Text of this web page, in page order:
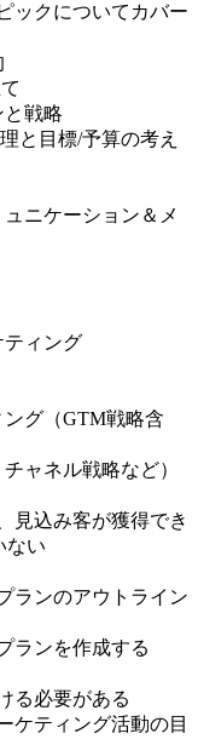
ックについてカバー
戦略
と目標/予算の考え
ニケーション＆メ
ティング
グ（GTM戦略含
ャネル戦略など）
見込み客が獲得でき
ない
ランのアウトライン
ランを作成する
る必要がある
ケティング活動の目